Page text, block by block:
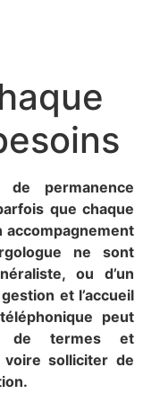
de permanence
que chaque
ne sont
ou d’un
et l’accueil
peut
de termes et
voire solliciter de